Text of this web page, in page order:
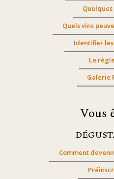
Quels vins
Identifier
Le
Galerie
Vous
Comment